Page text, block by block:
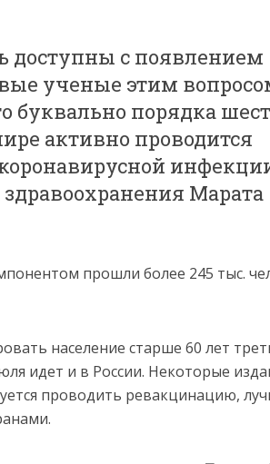
доступны с появлением
ученые этим
буквально порядка
активно проводится
Марата
прошли более 245 тыс.
население старше 60 лет
идет и в России. Некоторые
проводить ревакцинацию,